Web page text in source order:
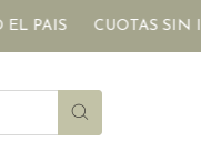
PAIS CUOTAS SIN